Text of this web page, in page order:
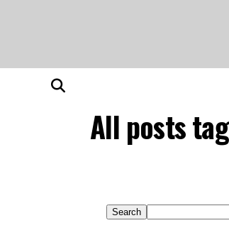
All posts
Search